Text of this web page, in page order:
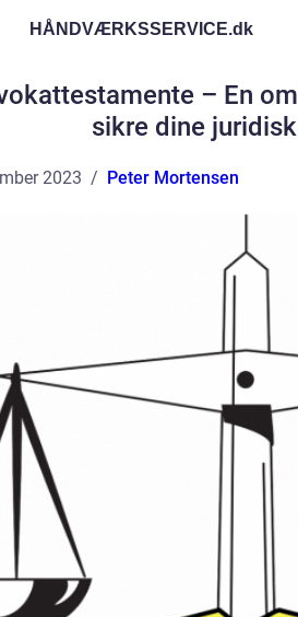
HÅNDVÆRKSSERVICE.dk
– En
sikre dine
2023 Peter Mortensen